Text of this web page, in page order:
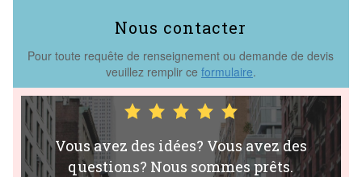
Nous contacter
Pour toute requête de renseignement ou demande de devis
veuillez remplir ce formulaire.
Vous avez des idées? Vous avez des
questions? Nous sommes prêts.